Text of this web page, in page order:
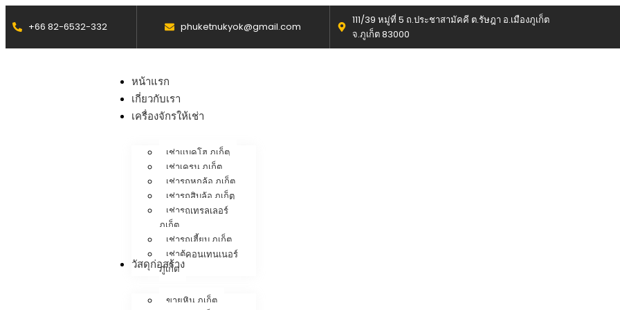
+66 82-6532-332 phuketnukyok@gmail.com
111/39 หมู่ที่ 5 ถ.ประชาสามัคคี ต.รัษฎา อ.เมืองภูเก็ต
จ.ภูเก็ต 83000
หน้าแรก
เกี่ยวกับเรา
เครื่องจักรให้เช่า
เช่าแบคโฮ ภูเก็ต
เช่าเครน ภูเก็ต
เช่ารถหกล้อ ภูเก็ต
เช่ารถสิบล้อ ภูเก็ต
เช่ารถเทรลเลอร์
ภูเก็ต
เช่ารถเฮี้ยบ ภูเก็ต
เช่าตู้คอนเทนเนอร์
ภูเก็ต
วัสดุก่อสร้าง
ขายหิน ภูเก็ต